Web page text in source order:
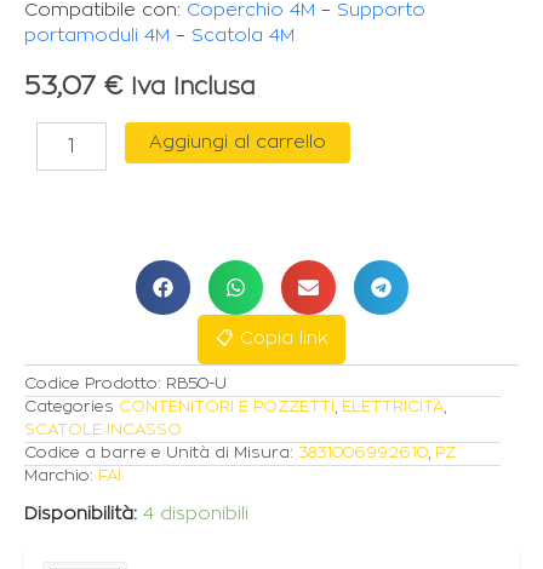
Compatibile con: Coperchio 4M – Supporto
portamoduli 4M – Scatola 4M
53,07 € Iva Inclusa
ALLOGGIAMENTO
Aggiungi al carrello
📋 Copia link
Codice Prodotto: RB50-U
Categories CONTENITORI E POZZETTI , ELETTRICITÀ,
SCATOLE INCASSO
Codice a barre e Unità di Misura: 3831006992610, PZ
Marchio: FAI
Disponibilità: 4 disponibili